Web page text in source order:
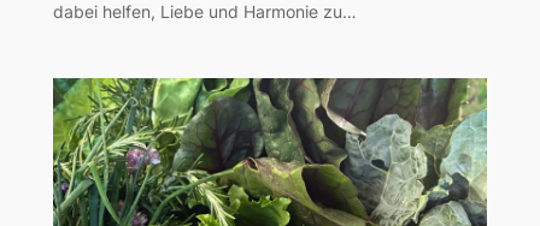
dabei helfen, Liebe und Harmonie zu…